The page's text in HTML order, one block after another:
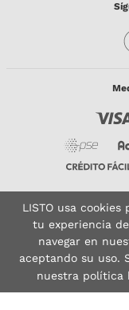
Copyright © 2023 TODACO
Sitio seguro:
LISTO usa cookies
tu experiencia
navegar en
aceptando su uso.
nuestra política